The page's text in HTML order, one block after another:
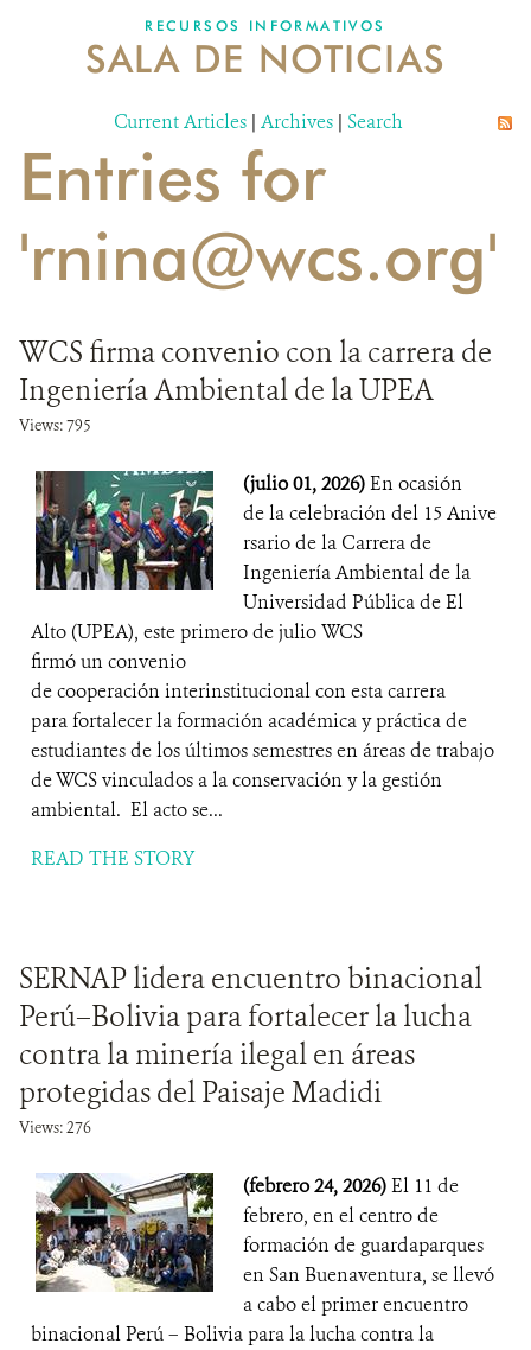
NOSOTROS
DONA
RECURSOS INFORMATIVOS
SALA DE NOTICIAS
Current Articles | Archives | Search
Entries for
'rnina@wcs.org'
WCS firma convenio con la carrera de
Ingeniería Ambiental de la UPEA
Views: 795
(julio 01, 2026)En ocasión
de la celebración del 15 Anive
rsario de la Carrera de
Ingeniería Ambiental de la
Universidad Pública de El
Alto (UPEA), este primero de julio WCS
firmó un convenio
de cooperación interinstitucional con esta carrera
para fortalecer la formación académica y práctica de
estudiantes de los últimos semestres en áreas de trabajo
de WCS vinculados a la conservación y la gestión
ambiental. El acto se...
READ THE STORY
SERNAP lidera encuentro binacional
Perú–Bolivia para fortalecer la lucha
contra la minería ilegal en áreas
protegidas del Paisaje Madidi
Views: 276
(febrero 24, 2026)El 11 de
febrero, en el centro de
formación de guardaparques
en San Buenaventura, se llevó
a cabo el primer encuentro
binacional Perú – Bolivia para la lucha contra la